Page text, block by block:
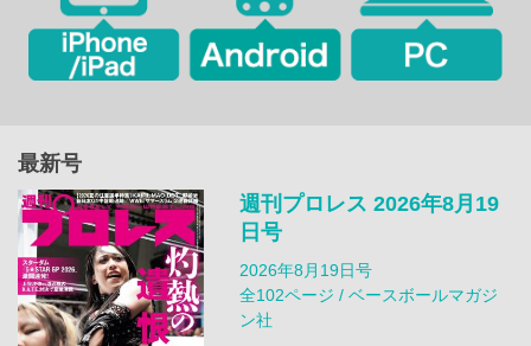
最新号
週刊プロレス 2026年8月19
日号
2026年8月19日号
全102ページ / ベースボールマガジ
ン社